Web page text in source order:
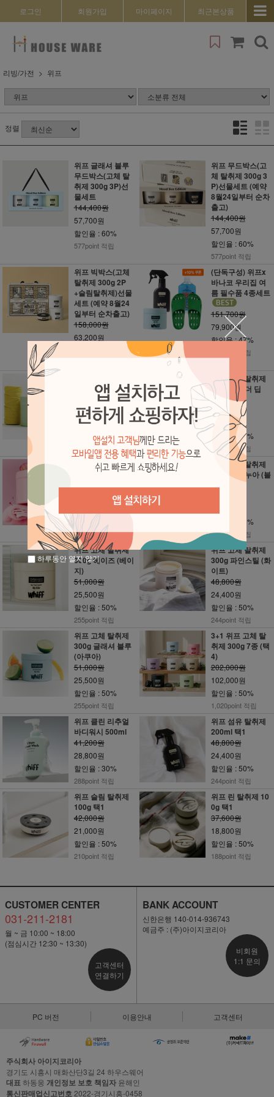
로그인 회원가입 마이페이지 최근본상품
리빙/가전 위프
정렬
위프 글래셔 블루
무드박스(고체 탈
취제 300g 3P)선
물세트
144,400원
57,700원
할인율 : 60%
577point 적립
위프 무드박스(고
체 탈취제 300g 3
P)선물세트 (예약
8월24일부터 순차
출고)
144,400원
57,700원
할인율 : 60%
577point 적립
위프 빅박스(고체
탈취제 300g 2P
+슬림탈취제)선물
세트 (예약 8월24
일부터 순차출고)
158,000원
63,200원
(단독구성) 위프x
바나코 우리집 여
름 필수품 4종세트
151,700원
79,900원
할인율 : 47%
799point 적립
300g 글리온 (그
51,000원
25,500원
할인율 : 50%
255point 적립
위프 고체 탈취제
300g 라벤더 딥
(퍼플)
51,000원
25,500원
할인율 : 50%
255point 적립
위프 고체 탈취제
300g 체리 밤 (핑
크)
할인율 : 50%
255point 적립
위프 고체 탈취제
300g 부아누아 (블
랙)
할인율 : 50%
255point 적립
위프 고체 탈취제
300g 헤이즈 (베이
지)
51,000원
25,500원
할인율 : 50%
255point 적립
위프 고체 탈취제
300g 파인스틸 (화
이트)
48,800원
24,400원
할인율 : 50%
244point 적립
위프 고체 탈취제
300g 글래셔 블루
(아쿠아)
51,000원
25,500원
할인율 : 50%
255point 적립
3+1 위프 고체 탈
취제 300g 7종 (택
4)
202,000원
102,000원
할인율 : 50%
1,020point 적립
위프 클린 리추얼
바디워시 500ml
41,200원
28,800원
할인율 : 30%
288point 적립
위프 섬유 탈취제
200ml 택1
48,800원
24,400원
할인율 : 50%
244point 적립
위프 슬림 탈취제
100g 택1
42,000원
21,000원
할인율 : 50%
210point 적립
위프 린 탈취제 10
0g 택1
37,600원
18,800원
할인율 : 50%
188point 적립
CUSTOMER CENTER
031-211-2181
월 ~ 금 10:00 ~ 18:00
(점심시간 12:30 ~ 13:30)
고객센터
연결하기
BANK ACCOUNT
신한은행 140-014-936743
예금주 : (주)아이지코리아
비회원
1:1 문의
PC 버전 이용안내 고객센터
주식회사 아이지코리아
경기도 시흥시 매화산단3길 24 하우스웨어
대표하동웅 개인정보 보호 책임자 윤해인
통신판매업신고번호2022-경기시흥-0458
하루동안 열지 않기